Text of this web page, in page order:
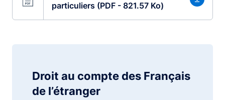
particuliers (PDF - 821.57 Ko)
Droit au compte des Français
de l’étranger